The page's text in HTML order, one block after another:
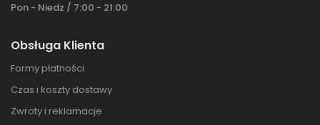
Pon - Niedz / 7:00 - 21:00
Obsługa Klienta
Formy płatności
Czas i koszty dostawy
Zwroty i reklamacje